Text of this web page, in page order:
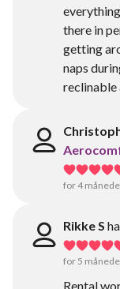
there in
getting
naps
reclinable
for 4
Rikke S
for 5
Rental